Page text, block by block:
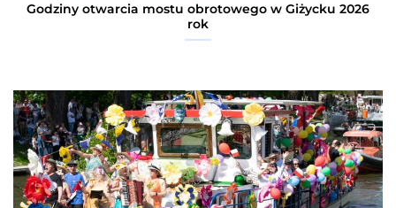
Godziny otwarcia mostu obrotowego w Giżycku 2026
rok